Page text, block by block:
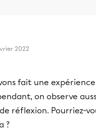
2022
fait une
on observe
réflexion. Pourriez-
?